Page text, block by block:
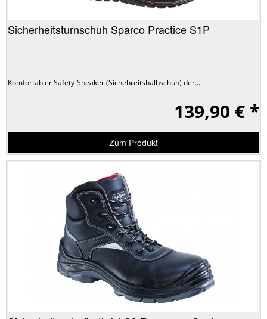
Sicherheitsturnschuh Sparco Practice S1P
Komfortabler Safety-Sneaker (Sichehreitshalbschuh) der...
139,90 € *
Zum Produkt